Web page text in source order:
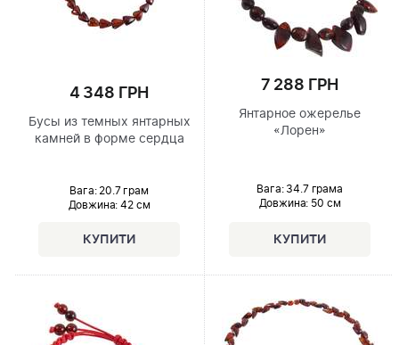
4 348 ГРН
Бусы из темных янтарных
камней в форме сердца
Вага: 20.7 грам
Довжина: 42 см
7 288 ГРН
Янтарное ожерелье
«Лорен»
Вага: 34.7 грама
Довжина: 50 см